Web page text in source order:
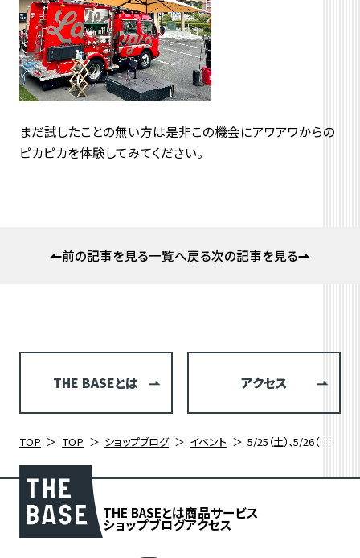
まだ試したことの無い方は是非この機会にアワアワからの
ピカピカを体験してみてください。
前の記事を見る一覧へ戻る次の記事を見る
THE BASEとは アクセス
TOP TOP ショップブログ イベント 5/25（土）、5/26（日）ヒルクライムイベント直前！ラバッジョ洗車＆メンテナンスで機材準備を整えよう！
THE BASEとは商品サービス
ショップブログアクセス